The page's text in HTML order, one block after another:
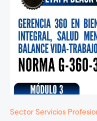
Sector Servicios
360-
338-
ETAPA
BLACK:
Gerencia
en
Integral,